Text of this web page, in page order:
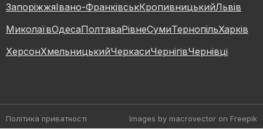
ЗапоріжжяІвано-ФранківськКропивницькийЛьвів
МиколаївОдесаПолтаваРівнеСумиТернопільХарків
ХерсонХмельницькийЧеркасиЧернігівЧернівці
Політика приватності Images by macrovector on Freepik